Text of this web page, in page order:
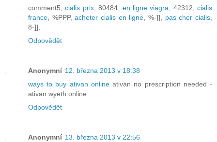
comment5,cialis prix, 80484, en ligne viagra , 42312, cialis
france , %PPP,acheter cialis en ligne , %-]], pas cher cialis
8-]],
Odpovědět
Anonymní 12. března 2013 v 18:38
ways to buy ativan onlineativan no prescription needed -
ativan wyeth online
Odpovědět
Anonymní 13. března 2013 v 22:56